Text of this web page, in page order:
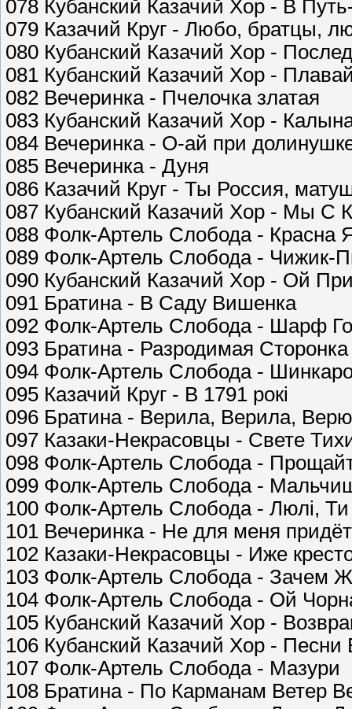
078 Кубанский Казачий Хор - В
079 Казачий Круг - Любо, братцы,
080 Кубанский Казачий Хор -
081 Кубанский Казачий Хор -
082 Вечеринка - Пчелочка златая
083 Кубанский Казачий Хор -
084 Вечеринка - О-ай при
085 Вечеринка - Дуня
086 Казачий Круг - Ты Россия,
087 Кубанский Казачий Хор - Мы С
088 Фолк-Артель Слобода - Красна
089 Фолк-Артель Слобода - Чижик-
090 Кубанский Казачий Хор - Ой
091 Братина - В Саду Вишенка
092 Фолк-Артель Слобода - Шарф
093 Братина - Разродимая Сторонка
094 Фолк-Артель Слобода -
095 Казачий Круг - В 1791 рокi
096 Братина - Верила, Верила, Верю
097 Казаки-Некрасовцы - Свете
098 Фолк-Артель Слобода -
099 Фолк-Артель Слобода -
100 Фолк-Артель Слобода - Люлi,
101 Вечеринка - Не для меня
102 Казаки-Некрасовцы - Иже
103 Фолк-Артель Слобода - Зачем
104 Фолк-Артель Слобода - Ой
105 Кубанский Казачий Хор -
106 Кубанский Казачий Хор -
107 Фолк-Артель Слобода - Мазури
108 Братина - По Карманам Ветер